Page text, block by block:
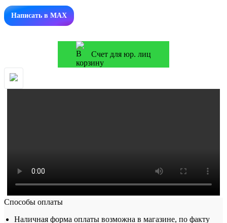
Написать в MAX
Счет для юр. лиц
Способы оплаты
Наличная форма оплаты возможна в магазине, по факту